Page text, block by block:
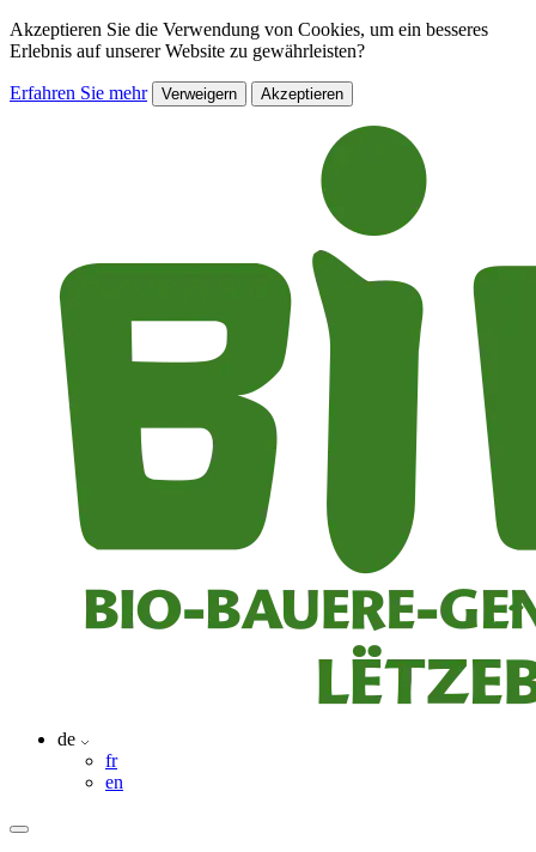
Akzeptieren Sie die Verwendung von Cookies, um ein besseres
Erlebnis auf unserer Website zu gewährleisten?
Erfahren Sie mehr Verweigern Akzeptieren
de
fr
en